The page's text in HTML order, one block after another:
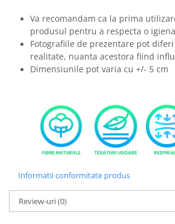
Va recomandam ca la prima
produsul pentru a respecta o
Fotografiile de prezentare pot
realitate, nuanta acestora fiind
Dimensiunile pot varia cu +/- 5 cm
Informatii conformitate produs
Review-uri(0)